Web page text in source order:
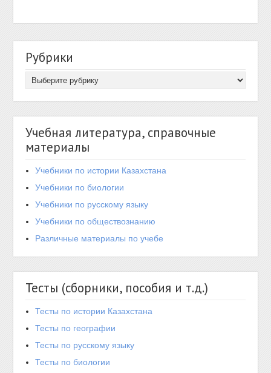
Рубрики
Учебная литература, справочные
материалы
Учебники по истории Казахстана
Учебники по биологии
Учебники по русскому языку
Учебники по обществознанию
Различные материалы по учебе
Тесты (сборники, пособия и т.д.)
Тесты по истории Казахстана
Тесты по географии
Тесты по русскому языку
Тесты по биологии